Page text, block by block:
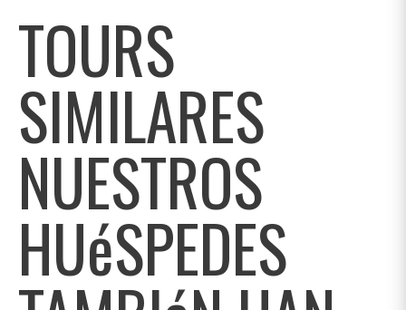
TOURS
SIMILARES
NUESTROS
HUéSPEDES